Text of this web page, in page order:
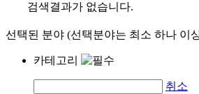
검색결과가 없습니다.
선택된 분야 (선택분야는 최소 하나 이
카테고리
취소